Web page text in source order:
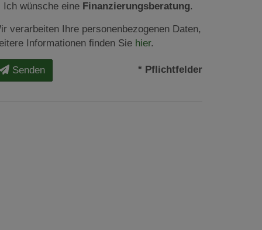
Ich wünsche eine Finanzierungsberatung.
verarbeiten Ihre personenbezogenen Daten,
Informationen finden Sie hier.
Senden * Pflichtfelder